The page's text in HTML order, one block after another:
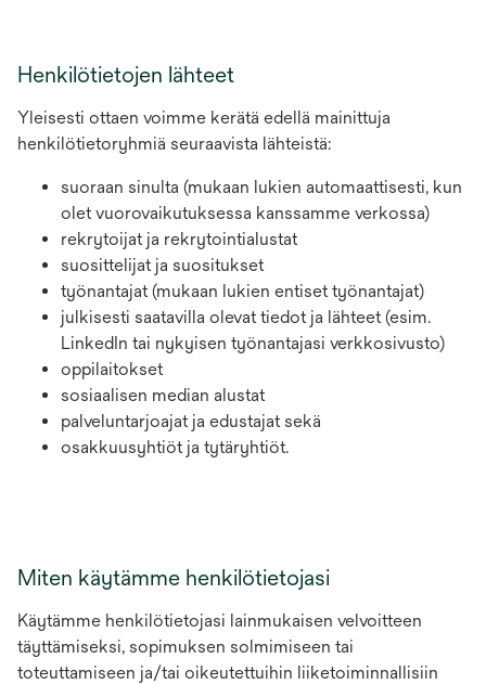
Henkilötietojen lähteet
Yleisesti ottaen voimme kerätä edellä mainittuja
henkilötietoryhmiä seuraavista lähteistä:
suoraan sinulta (mukaan lukien automaattisesti, kun
olet vuorovaikutuksessa kanssamme verkossa)
rekrytoijat ja rekrytointialustat
suosittelijat ja suositukset
työnantajat (mukaan lukien entiset työnantajat)
julkisesti saatavilla olevat tiedot ja lähteet (esim.
LinkedIn tai nykyisen työnantajasi verkkosivusto)
oppilaitokset
sosiaalisen median alustat
palveluntarjoajat ja edustajat sekä
osakkuusyhtiöt ja tytäryhtiöt.
Miten käytämme henkilötietojasi
Käytämme henkilötietojasi lainmukaisen velvoitteen
täyttämiseksi, sopimuksen solmimiseen tai
toteuttamiseen ja/tai oikeutettuihin liiketoiminnallisiin